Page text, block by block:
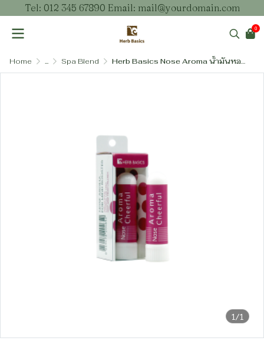
Tel: 012 345 67890 Email: mail@yourdomain.com
0
Home ... Spa Blend Herb Basics Nose Aroma น้ำมันหอมระเหยธรรมชาติเบลนสำหรับดม (5 กลิ่น)
1/1